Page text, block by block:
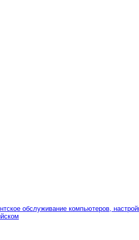
обслуживание компьютеров,